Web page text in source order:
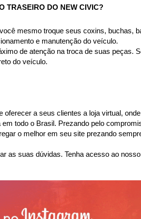
TRASEIRO DO NEW CIVIC?
mesmo troque seus coxins, buchas,
e manutenção do veículo.
de atenção na troca de suas peças.
do veículo.
a seus clientes a loja virtual,
todo o Brasil. Prezando pelo
o melhor em seu site prezando
as suas dúvidas. Tenha acesso ao